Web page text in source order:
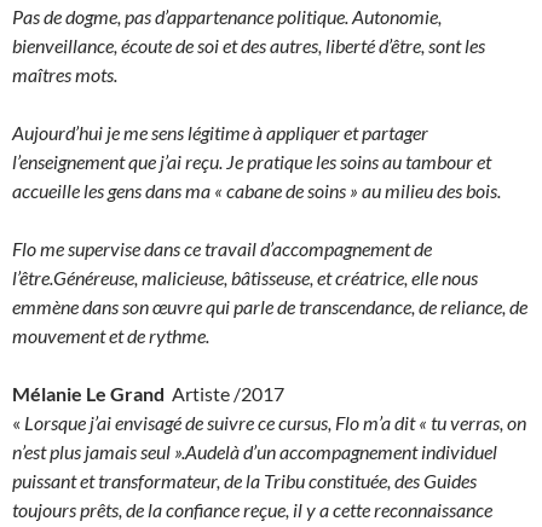
Pas de dogme, pas d’appartenance politique. Autonomie,
bienveillance, écoute de soi et des autres, liberté d’être, sont les
maîtres mots.
Aujourd’hui je me sens légitime à appliquer et partager
l’enseignement que j’ai reçu. Je pratique les soins au tambour et
accueille les gens dans ma « cabane de soins » au milieu des bois.
Flo me supervise dans ce travail d’accompagnement de
l’être.Généreuse, malicieuse, bâtisseuse, et créatrice, elle nous
emmène dans son œuvre qui parle de transcendance, de reliance, de
mouvement et de rythme.
Mélanie Le Grand Artiste /2017
« Lorsque j’ai envisagé de suivre ce cursus, Flo m’a dit « tu verras, on
n’est plus jamais seul ».Audelà d’un accompagnement individuel
puissant et transformateur, de la Tribu constituée, des Guides
toujours prêts, de la confiance reçue, il y a cette reconnaissance